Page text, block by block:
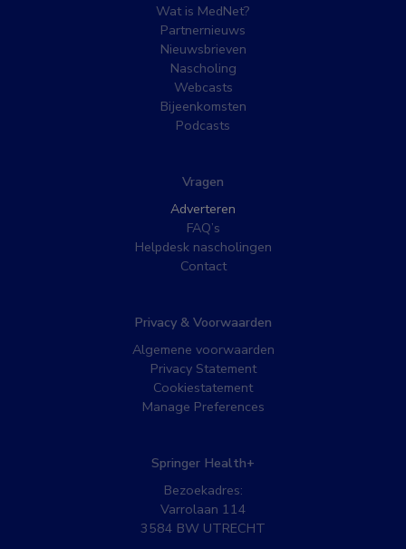
Wat is MedNet?
Partnernieuws
Nieuwsbrieven
Nascholing
Webcasts
Bijeenkomsten
Podcasts
Vragen
Adverteren
FAQ’s
Helpdesk nascholingen
Contact
Privacy & Voorwaarden
Algemene voorwaarden
Privacy Statement
Cookiestatement
Manage Preferences
Springer Health+
Bezoekadres:
Varrolaan 114
3584 BW UTRECHT